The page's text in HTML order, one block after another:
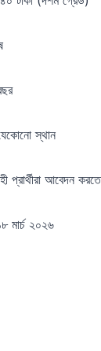
স্থান
প্রার্থীরা আবেদন
মার্চ ২০২৬